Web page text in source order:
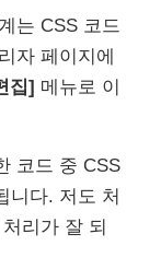
는 CSS 코드
자 페이지에
집] 메뉴로 이
코드 중 CSS
니다. 저도 처
리가 잘 되